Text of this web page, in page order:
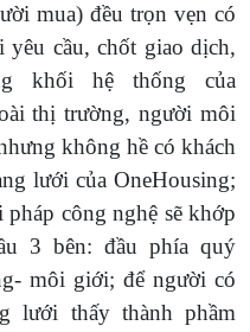
mua) đều trọn vẹn có
yêu cầu, chốt giao dịch,
khối hệ thống của
thị trường, người môi
không hề có khách
lưới của OneHousing;
công nghệ sẽ khớp
3 bên: đầu phía quý
môi giới; để người có
lưới thấy thành phầm